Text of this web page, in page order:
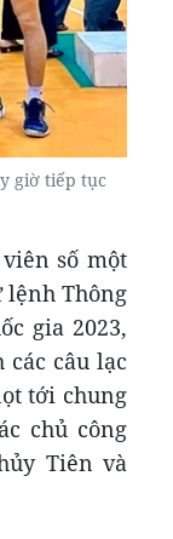
giờ tiếp tục
số một
lệnh Thông
gia 2023,
câu lạc
tới chung
chủ công
Tiên và